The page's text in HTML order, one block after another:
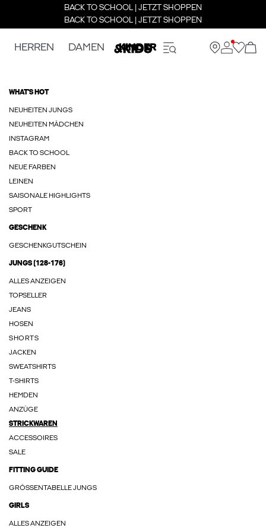
BACK TO SCHOOL | JETZT SHOPPEN
BACK TO SCHOOL | JETZT SHOPPEN
HERREN DAMEN KINDER
WHAT'S HOT
NEUHEITEN JUNGS
NEUHEITEN MÄDCHEN
INSTAGRAM
BACK TO SCHOOL
NEUE FARBEN
LEINEN
SAISONALE HIGHLIGHTS
SPORT
GESCHENK
GESCHENKGUTSCHEIN
JUNGS (128-176)
ALLES ANZEIGEN
TOPSELLER
JEANS
HOSEN
SHORTS
JACKEN
SWEATSHIRTS
T-SHIRTS
HEMDEN
ANZÜGE
STRICKWAREN
ACCESSOIRES
SALE
FITTING GUIDE
GRÖSSENTABELLE JUNGS
GIRLS
ALLES ANZEIGEN